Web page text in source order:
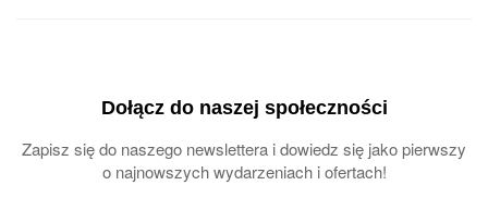
Dołącz do naszej społeczności
Zapisz się do naszego newslettera i dowiedz się jako pierwszy
o najnowszych wydarzeniach i ofertach!